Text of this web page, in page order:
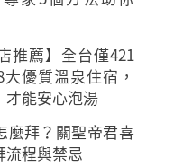
推薦】全台僅421
優質溫泉住宿，
才能安心泡湯
麼拜？關聖帝君喜
流程與禁忌